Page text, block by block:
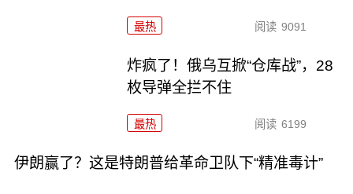
最热 阅读 9091
炸疯了！俄乌互掀“仓库战”，28
枚导弹全拦不住
最热 阅读 6199
伊朗赢了？这是特朗普给革命卫队下“精准毒计”